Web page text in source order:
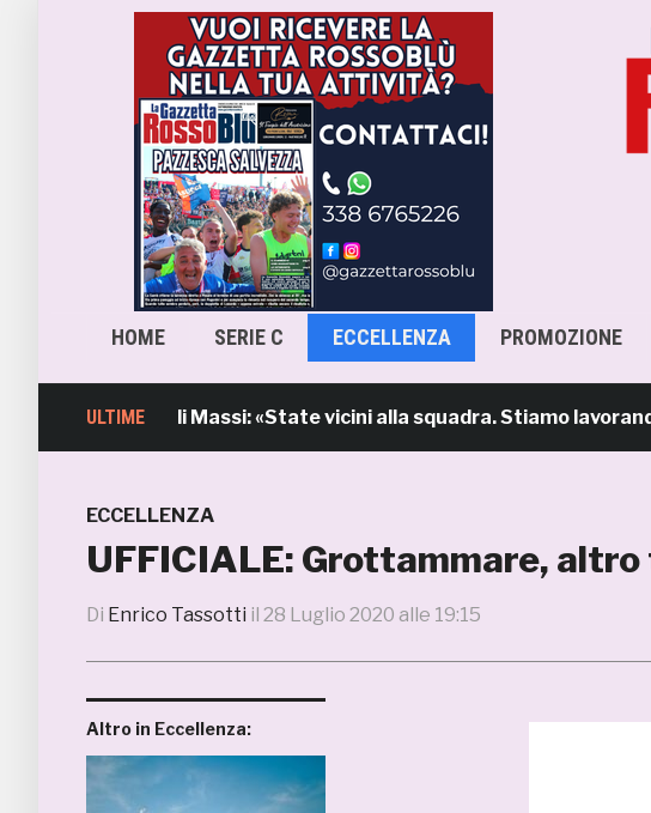
HOME SERIE C ECCELLENZA PROMOZIONE
ULTIME
di Massi: «State vicini alla squadra. Stiamo lavorando per
ECCELLENZA
UFFICIALE: Grottammare,
Di Enrico Tassotti il 28 Luglio 2020 alle 19:15
Altro in Eccellenza: